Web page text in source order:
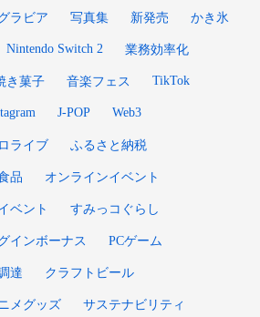
ラビア 写真集 新発売 かき氷
Nintendo Switch 2 業務効率化
き菓子 音楽フェス TikTok
J-POP Web3
ライブ ふるさと納税
品 オンラインイベント
ベント すみっコぐらし
インボーナス PCゲーム
達 クラフトビール
メグッズ サステナビリティ